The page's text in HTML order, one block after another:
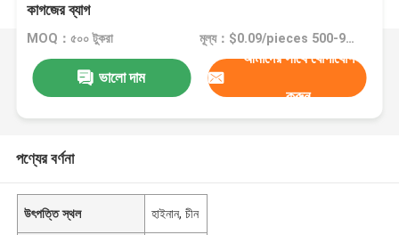
কাগজের ব্যাগ
MOQ：৫০০ টুকরা মূল্য：$0.09/pieces 500-999 pieces
ভালো দাম
আমাদের সাথে যোগাযোগ
করুন
পণ্যের বর্ণনা
উৎপত্তি স্থল হাইনান, চীন